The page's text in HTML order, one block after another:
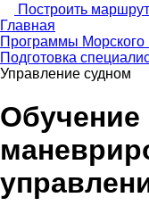
Построить маршрут
Главная
Программы Морского
Подготовка
Управление судном
Обучение